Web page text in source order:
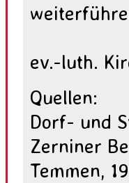
ev.-luth.
Quellen:
Dorf- und
Zerniner
Temmen,